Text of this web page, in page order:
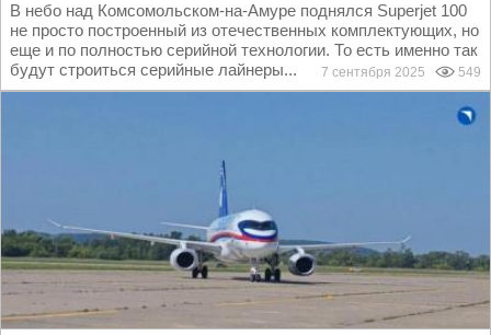
В небо над Комсомольском-на-Амуре поднялся Superjet 100
не просто построенный из отечественных комплектующих, но
еще и по полностью серийной технологии. То есть именно так
будут строиться серийные лайнеры...
7 сентября 2025 549